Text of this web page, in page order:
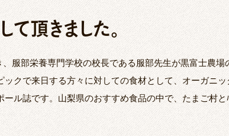
頂きました。
、服部栄養専門学校の校長である服部先生が黒富士農場
クで来日する方々に対しての食材として、オーガニ
ール誌です。山梨県のおすすめ食品の中で、たまご村と